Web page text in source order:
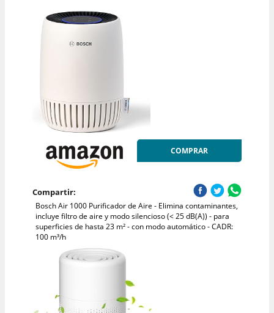
COMPRAR
Compartir:
Bosch Air 1000 Purificador de Aire - Elimina contaminantes,
incluye filtro de aire y modo silencioso (< 25 dB(A)) - para
superficies de hasta 23 m² - con modo automático - CADR:
100 m³/h